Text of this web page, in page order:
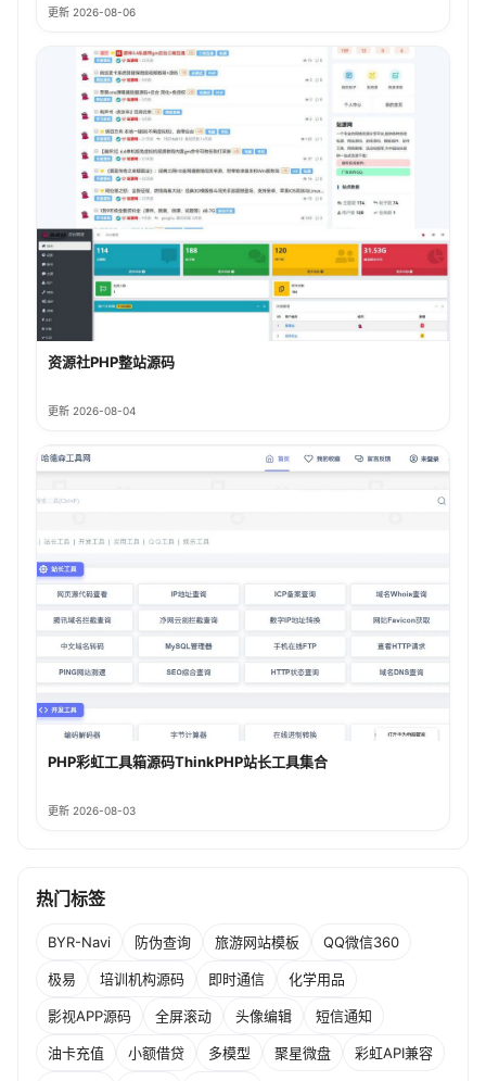
更新 2026-08-06
资源社PHP整站源码
更新 2026-08-04
PHP彩虹工具箱源码ThinkPHP站长工具集合
更新 2026-08-03
热门标签
BYR-Navi 防伪查询 旅游网站模板 QQ微信360
极易 培训机构源码 即时通信 化学用品
影视APP源码 全屏滚动 头像编辑 短信通知
油卡充值 小额借贷 多模型 聚星微盘 彩虹API兼容